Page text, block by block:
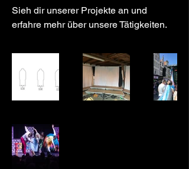
Sieh dir unserer Projekte an und
erfahre mehr über unsere Tätigkeiten.